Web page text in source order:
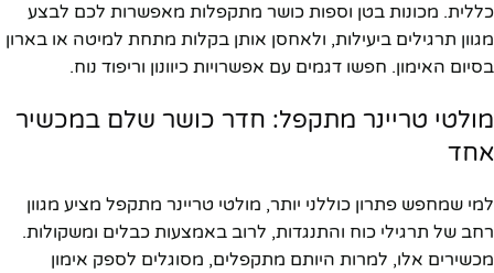
כללית. מכונות בטן וספות כושר מתקפלות מאפשרות לכם לבצע
מגוון תרגילים ביעילות, ולאחסן אותן בקלות מתחת למיטה או בארון
בסיום האימון. חפשו דגמים עם אפשרויות כיוונון וריפוד נוח.
מולטי טריינר מתקפל: חדר כושר שלם במכשיר
אחד
למי שמחפש פתרון כוללני יותר, מולטי טריינר מתקפל מציע מגוון
רחב של תרגילי כוח והתנגדות, לרוב באמצעות כבלים ומשקולות.
מכשירים אלו, למרות היותם מתקפלים, מסוגלים לספק אימון